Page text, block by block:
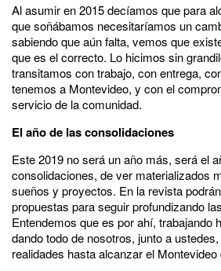
Al asumir en 2015 decíamos que para
que soñábamos necesitaríamos un
sabiendo que aún falta, vemos que
que es el correcto. Lo hicimos sin
transitamos con trabajo, con entrega,
tenemos a Montevideo, y con el
servicio de la comunidad.
El año de las consolidaciones
Este 2019 no será un año más, será el
consolidaciones, de ver materializados
sueños y proyectos. En la revista
propuestas para seguir profundizando
Entendemos que es por ahí, trabajando
dando todo de nosotros, junto a
realidades hasta alcanzar el